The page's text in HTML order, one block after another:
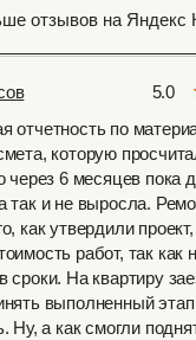
отзывов на Яндекс
отчетность по
которую
через 6 месяцев пока
так и не выросла.
как утвердили
работ, так как
сроки. На квартиру
выполненный
Ну, а как смогли
5.0